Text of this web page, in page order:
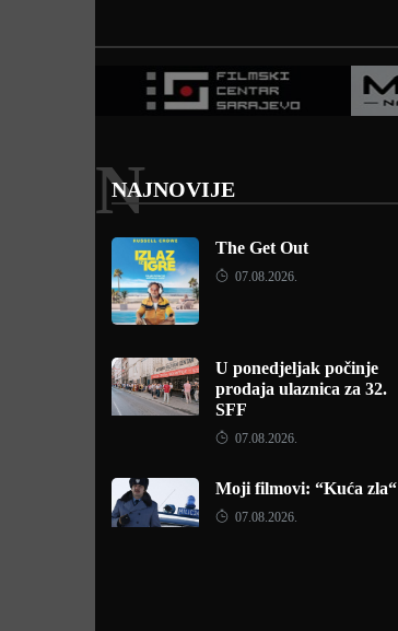
NAJNOVIJE
N
The Get Out
07.08.2026.
U ponedjeljak počinje
prodaja ulaznica za 32.
SFF
07.08.2026.
Moji filmovi: “Kuća zla“
07.08.2026.